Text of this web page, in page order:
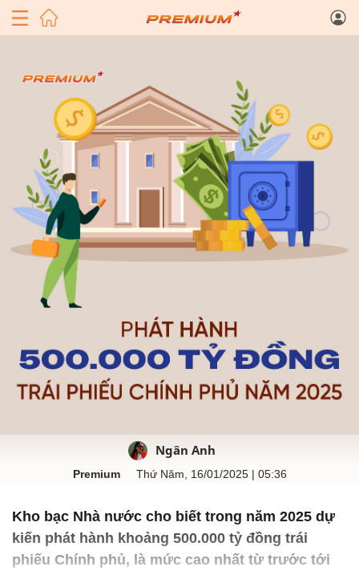
Ngân Anh
Premium Thứ Năm, 16/01/2025 | 05:36
Kho bạc Nhà nước cho biết trong năm 2025 dự
kiến phát hành khoảng 500.000 tỷ đồng trái
phiếu Chính phủ, là mức cao nhất từ trước tới